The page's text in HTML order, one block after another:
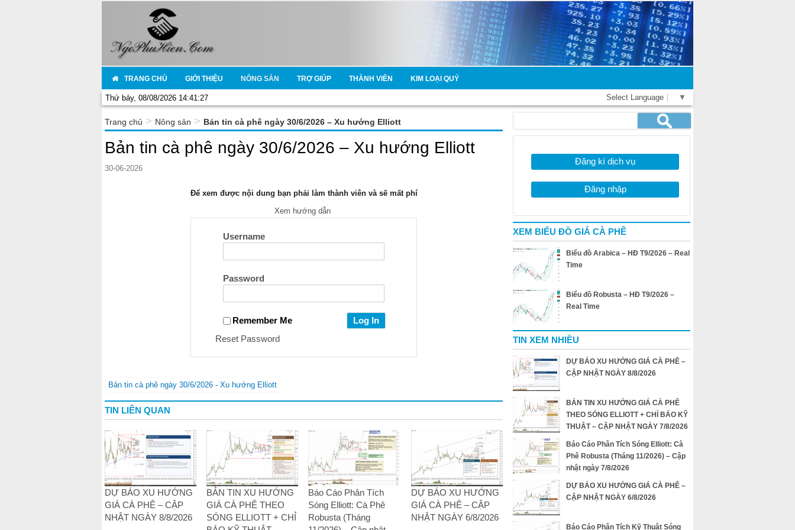
TRANG CHỦ GIỚI THIỆU NÔNG SẢN TRỢ GIÚP THÀNH VIÊN KIM LOẠI QUÝ
Thứ bảy, 08/08/2026 14:41:27 Select Language ▼
Trang chủ > Nông sản > Bản tin cà phê ngày 30/6/2026 – Xu hướng Elliott
Bản tin cà phê ngày 30/6/2026 – Xu hướng Elliott
30-06-2026
Để xem được nội dung bạn phải làm thành viên và sẽ mất phí
Xem hướng dẫn
Username
Password
Remember Me
Reset Password
Bản tin cà phê ngày 30/6/2026 - Xu hướng Elliott
TIN LIÊN QUAN
DỰ BÁO XU HƯỚNG
GIÁ CÀ PHÊ – CẬP
NHẬT NGÀY 8/8/2026
BẢN TIN XU HƯỚNG
GIÁ CÀ PHÊ THEO
SÓNG ELLIOTT + CHỈ
Báo Cáo Phân Tích
Sóng Elliott: Cà Phê
Robusta (Tháng
DỰ BÁO XU HƯỚNG
GIÁ CÀ PHÊ – CẬP
NHẬT NGÀY 6/8/2026
Đăng kí dịch vụ
Đăng nhập
XEM BIỂU ĐỒ GIÁ CÀ PHÊ
Biểu đồ Arabica – HĐ T9/2026 – Real
Time
Biểu đồ Robusta – HĐ T9/2026 –
Real Time
TIN XEM NHIỀU
DỰ BÁO XU HƯỚNG GIÁ CÀ PHÊ –
CẬP NHẬT NGÀY 8/8/2026
BẢN TIN XU HƯỚNG GIÁ CÀ PHÊ
THEO SÓNG ELLIOTT + CHỈ BÁO KỸ
THUẬT – CẬP NHẬT NGÀY 7/8/2026
Báo Cáo Phân Tích Sóng Elliott: Cà
Phê Robusta (Tháng 11/2026) – Cập
nhật ngày 7/8/2026
DỰ BÁO XU HƯỚNG GIÁ CÀ PHÊ –
CẬP NHẬT NGÀY 6/8/2026
Báo Cáo Phân Tích Kỹ Thuật Sóng